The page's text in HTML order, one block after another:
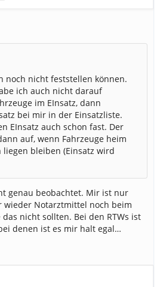
noch nicht feststellen können.
ich auch nicht darauf
im EInsatz, dann
bei mir in der Einsatzliste.
EInsatz auch schon fast. Der
auf, wenn Fahrzeuge heim
bleiben (Einsatz wird
genau beobachtet. Mir ist nur
wieder Notarztmittel noch beim
nicht sollten. Bei den RTWs ist
denen ist es mir halt egal…